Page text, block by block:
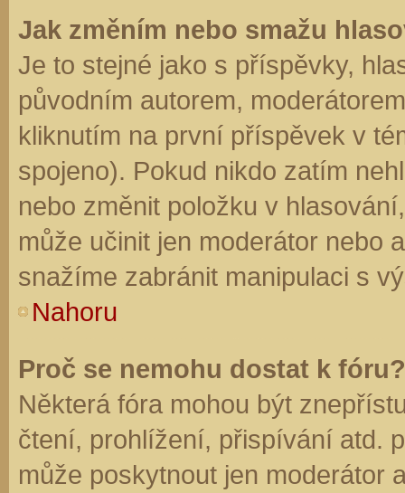
Jak změním nebo smažu
Je to stejné jako s příspěvky,
původním autorem,
kliknutím na první příspěvek v
spojeno). Pokud nikdo zatím
nebo změnit položku v
může učinit jen moderátor nebo
snažíme zabránit manipulaci s
Nahoru
Proč se nemohu dostat k fóru?
Některá fóra mohou být
čtení, prohlížení, přispívání atd.
může poskytnout jen moderátor